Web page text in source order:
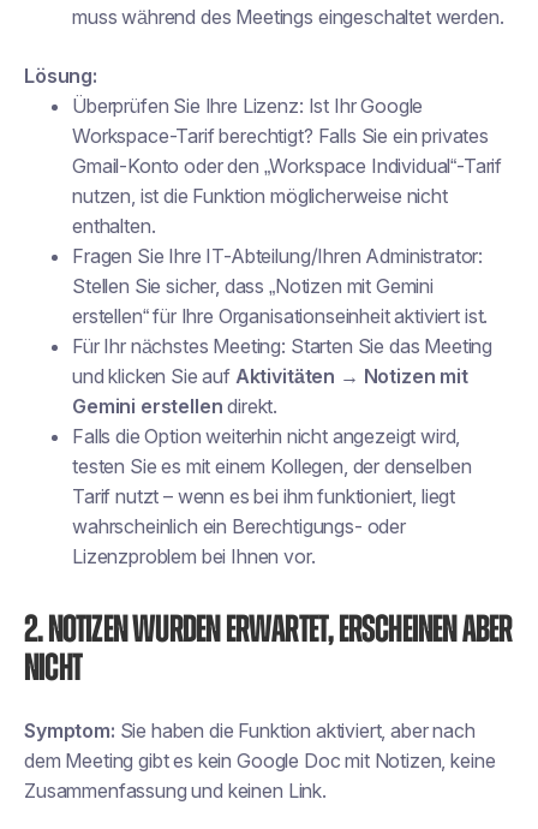
muss während des Meetings eingeschaltet werden.
Lösung:
Überprüfen Sie Ihre Lizenz: Ist Ihr Google
Workspace-Tarif berechtigt? Falls Sie ein privates
Gmail-Konto oder den „Workspace Individual“-Tarif
nutzen, ist die Funktion möglicherweise nicht
enthalten.
Fragen Sie Ihre IT-Abteilung/Ihren Administrator:
Stellen Sie sicher, dass „Notizen mit Gemini
erstellen“ für Ihre Organisationseinheit aktiviert ist.
Für Ihr nächstes Meeting: Starten Sie das Meeting
und klicken Sie auf Aktivitäten → Notizen mit
Gemini erstellen direkt.
Falls die Option weiterhin nicht angezeigt wird,
testen Sie es mit einem Kollegen, der denselben
Tarif nutzt – wenn es bei ihm funktioniert, liegt
wahrscheinlich ein Berechtigungs- oder
Lizenzproblem bei Ihnen vor.
2. Notizen wurden erwartet, erscheinen aber
nicht
Symptom: Sie haben die Funktion aktiviert, aber nach
dem Meeting gibt es kein Google Doc mit Notizen, keine
Zusammenfassung und keinen Link.